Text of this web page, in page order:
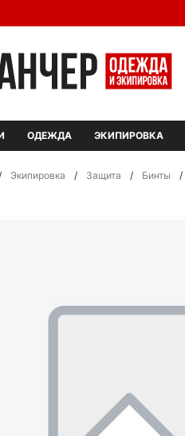
ОДЕЖДА ЭКИПИРОВКА
Экипировка / Защита / Бинты /